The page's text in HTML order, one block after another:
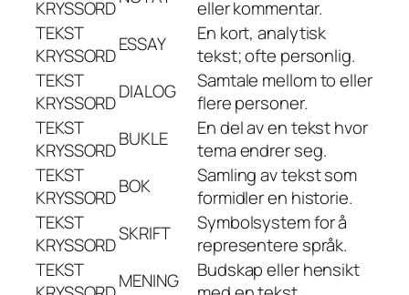
KRYSSORD
eller kommentar.
TEKST
KRYSSORDESSAY
En kort, analytisk
tekst; ofte personlig.
TEKST
KRYSSORDDIALOG
Samtale mellom to eller
flere personer.
TEKST
KRYSSORDBUKLE
En del av en tekst hvor
tema endrer seg.
TEKST
KRYSSORDBOK
Samling av tekst som
formidler en historie.
TEKST
KRYSSORDSKRIFT
Symbolsystem for å
representere språk.
TEKST
MENING
Budskap eller hensikt